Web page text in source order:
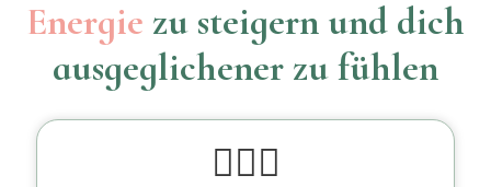
Energie zu steigern und dich
ausgeglichener zu fühlen
🧘🏼‍♀️